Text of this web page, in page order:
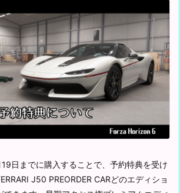
日までに購入することで、予約特典を受け
J50 PREORDER CARどのエディショ